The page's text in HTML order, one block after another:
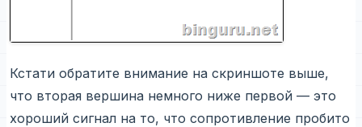
Кстати обратите внимание на скриншоте выше,
что вторая вершина немного ниже первой — это
хороший сигнал на то, что сопротивление пробито